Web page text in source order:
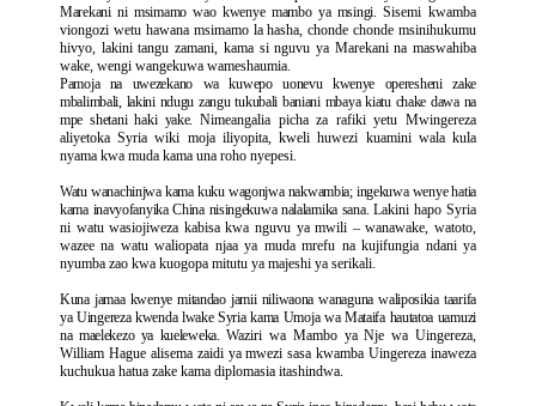
Marekani ni msimamo wao kwenye mambo ya msingi.Sisemi kwamba
viongozi wetu hawana msimamo la hasha, chonde chonde msinihukumu
hivyo, lakini tangu zamani, kama si nguvu ya Marekani na maswahiba
wake, wengi wangekuwa wameshaumia.
Pamoja na uwezekano wa kuwepo uonevu kwenye operesheni zake
mbalimbali, lakini ndugu zangu tukubali baniani mbaya kiatu chake dawa na
mpe shetani haki yake.Nimeangalia picha za rafiki yetu Mwingereza
aliyetoka Syria wiki moja iliyopita, kweli huwezi kuamini wala kula
nyama kwa muda kama una roho nyepesi.
Watu wanachinjwa kama kuku wagonjwa nakwambia; ingekuwa wenye hatia
kama inavyofanyika China nisingekuwa nalalamika sana. Lakini hapo Syria
ni watu wasiojiweza kabisa kwa nguvu ya mwili – wanawake, watoto,
wazee na watu waliopata njaa ya muda mrefu na kujifungia ndani ya
nyumba zao kwa kuogopa mitutu ya majeshi ya serikali.
Kuna jamaa kwenye mitandao jamii niliwaona wanaguna waliposikia taarifa
ya Uingereza kwenda lwake Syria kama Umoja wa Mataifa hautatoa uamuzi
na maelekezo ya kueleweka.Waziri wa Mambo ya Nje wa Uingereza,
William Hague alisema zaidi ya mwezi sasa kwamba Uingereza inaweza
kuchukua hatua zake kama diplomasia itashindwa.